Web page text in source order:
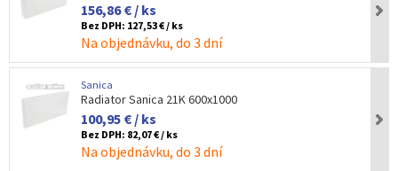
156,86 € / ks
Bez DPH: 127,53 € / ks
Na objednávku, do 3 dní
Sanica
Radiator Sanica 21K 600x1000
100,95 € / ks
Bez DPH: 82,07 € / ks
Na objednávku, do 3 dní